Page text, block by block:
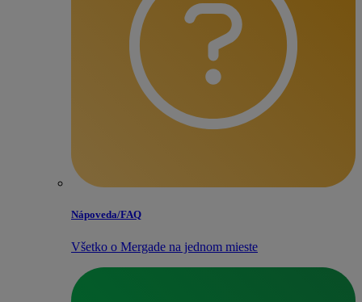
Nápoveda/​FAQ
Všetko o Mergade na jednom mieste